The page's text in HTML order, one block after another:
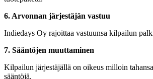
6. Arvonnan järjestäjän vastuu
Indiedays Oy rajoittaa vastuunsa kilpailun
7. Sääntöjen muuttaminen
Kilpailun järjestäjällä on oikeus milloin
sääntöjä.